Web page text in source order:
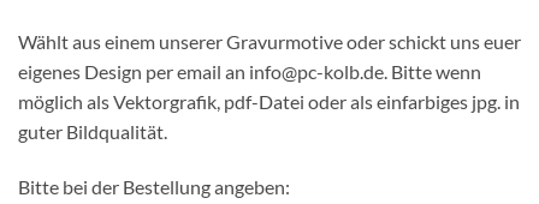
Wählt aus einem unserer Gravurmotive oder schickt uns euer
eigenes Design per email an info@pc-kolb.de. Bitte wenn
möglich als Vektorgrafik, pdf-Datei oder als einfarbiges jpg. in
guter Bildqualität.
Bitte bei der Bestellung angeben: